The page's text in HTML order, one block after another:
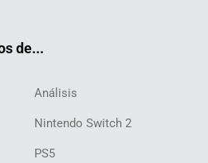
de...
Análisis
Nintendo Switch 2
PS5